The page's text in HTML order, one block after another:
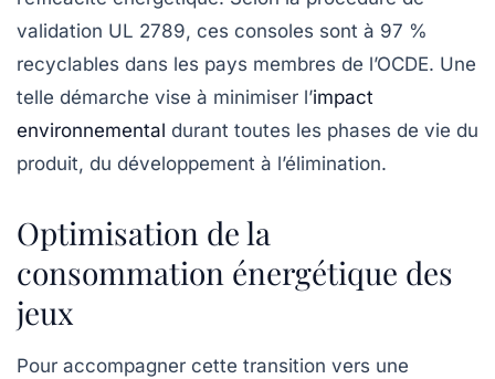
validation UL 2789, ces consoles sont à 97 %
recyclables dans les pays membres de l’OCDE. Une
telle démarche vise à minimiser l’impact
environnemental durant toutes les phases de vie du
produit, du développement à l’élimination.
Optimisation de la
consommation énergétique des
jeux
Pour accompagner cette transition vers une